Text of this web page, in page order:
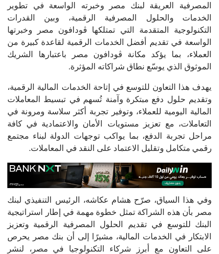
المصرفية العريقة لبنك مصر وخبرته الواسعة في تطوير
الخدمات والحلول المصرفية الرقمية، وبين القدرات
التكنولوجية المتقدمة التي تمتلكها ڤودافون مصر وخبرتها
الواسعة في تقديم أفضل الخدمات الرقمية لقاعدة كبيرة من
العملاء، بما يؤكد مكانة ڤودافون مصر باعتبارها الشريك
الموثوق الذي يوسّع نطاق شراكاته المؤثرة.
يهدف هذا التعاون للتوسع في إتاحة الخدمات المالية الرقمية،
وتقديم حلول دفع مبتكرة وآمنة تُسهم في تبسيط المعاملات
المالية اليومية للعملاء، وتوفير تجربة أكثر سلاسة ومرونة في
التعاملات، مع تعزيز مستويات الأمان والاعتمادية في كافة
مراحل تجربة الدفع، بما يواكب توجهات الدولة لبناء مجتمع
رقمي متكامل وتقليل الاعتماد على النقد في المعاملات.
وفي هذا السياق، صرّح هشام عكاشه، الرئيس التنفيذي لبنك
مصر بأن هذه الشراكة تمثل خطوة مهمة في إطار استراتيجية
البنك للتوسع في تقديم الحلول المصرفية الرقمية وتعزيز
الابتكار في الخدمات المالية، مشيرًا إلى أن بنك مصر يحرص
على التعاون مع أبرز شركاء التكنولوجيا في مصر، لنشر